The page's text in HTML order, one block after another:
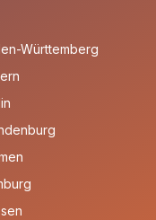
Württemberg